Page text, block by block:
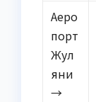
Аеро
порт
Жул
яни
→